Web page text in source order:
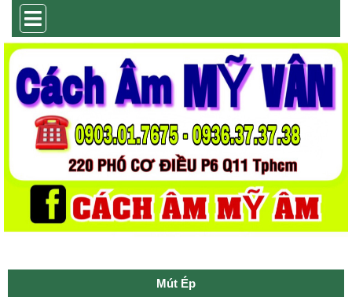
Mút Ép